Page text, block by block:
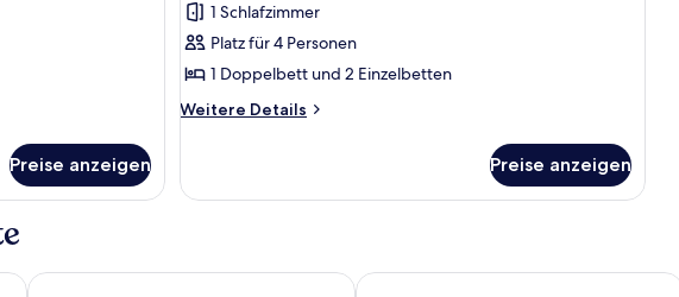
Preise anzeigen
für
Vierbettzimmer
anzeigen
1 Schlafzimmer
Platz für 4 Personen
1 Doppelbett und 2 Einzelbetten
Weitere Details
Weitere
Preise anzeigen
Hotel Florida Hotel Catalunya